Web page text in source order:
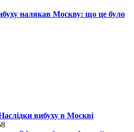
налякав Москву: що це було
вибуху в Москві